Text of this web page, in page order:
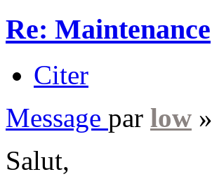
Re: Maintenance
Citer
Message par low »
Salut,